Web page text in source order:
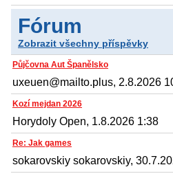
Fórum
Zobrazit všechny příspěvky
Půjčovna Aut Španělsko
uxeuen@mailto.plus, 2.8.2026
Kozí mejdan 2026
Horydoly Open, 1.8.2026 1:38
Re: Jak games
sokarovskiy sokarovskiy,